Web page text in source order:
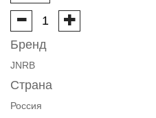
Бренд
JNRB
Страна
Россия